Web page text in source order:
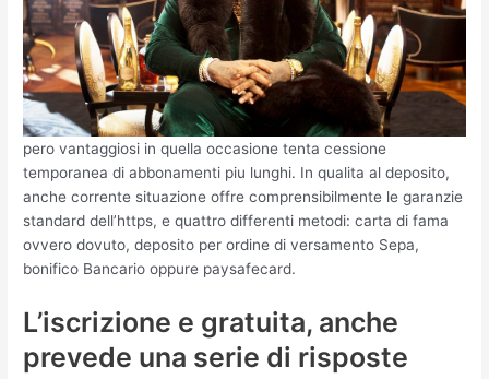
pero vantaggiosi in quella occasione tenta cessione
temporanea di abbonamenti piu lunghi. In qualita al deposito,
anche corrente situazione offre comprensibilmente le garanzie
standard dell’https, e quattro differenti metodi: carta di fama
ovvero dovuto, deposito per ordine di versamento Sepa,
bonifico Bancario oppure paysafecard.
L’iscrizione e gratuita, anche
prevede una serie di risposte